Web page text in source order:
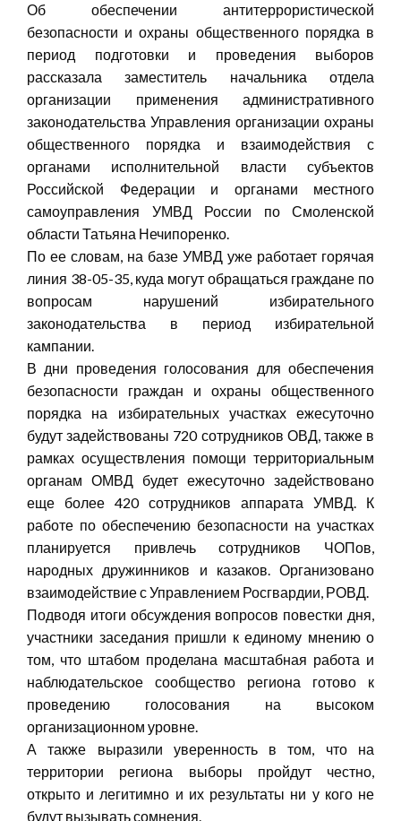
Об обеспечении антитеррористической
безопасности и охраны общественного порядка в
период подготовки и проведения выборов
рассказала заместитель начальника отдела
организации применения административного
законодательства Управления организации охраны
общественного порядка и взаимодействия с
органами исполнительной власти субъектов
Российской Федерации и органами местного
самоуправления УМВД России по Смоленской
области Татьяна Нечипоренко.
По ее словам, на базе УМВД уже работает горячая
линия 38-05-35, куда могут обращаться граждане по
вопросам нарушений избирательного
законодательства в период избирательной
кампании.
В дни проведения голосования для обеспечения
безопасности граждан и охраны общественного
порядка на избирательных участках ежесуточно
будут задействованы 720 сотрудников ОВД, также в
рамках осуществления помощи территориальным
органам ОМВД будет ежесуточно задействовано
еще более 420 сотрудников аппарата УМВД. К
работе по обеспечению безопасности на участках
планируется привлечь сотрудников ЧОПов,
народных дружинников и казаков. Организовано
взаимодействие с Управлением Росгвардии, РОВД.
Подводя итоги обсуждения вопросов повестки дня,
участники заседания пришли к единому мнению о
том, что штабом проделана масштабная работа и
наблюдательское сообщество региона готово к
проведению голосования на высоком
организационном уровне.
А также выразили уверенность в том, что на
территории региона выборы пройдут честно,
открыто и легитимно и их результаты ни у кого не
будут вызывать сомнения.